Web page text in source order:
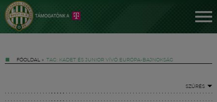
FŐOLDAL » TAG: KADET ÉS JUNIOR VÍVÓ EURÓPA-BAJNOKSÁG
SZŰRÉS